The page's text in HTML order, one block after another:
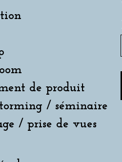
de produit
/ séminaire
/ prise de vues